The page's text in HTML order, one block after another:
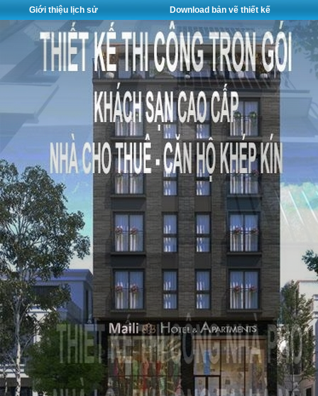
Giới thiệu lịch sử Download bản vẽ thiết kế